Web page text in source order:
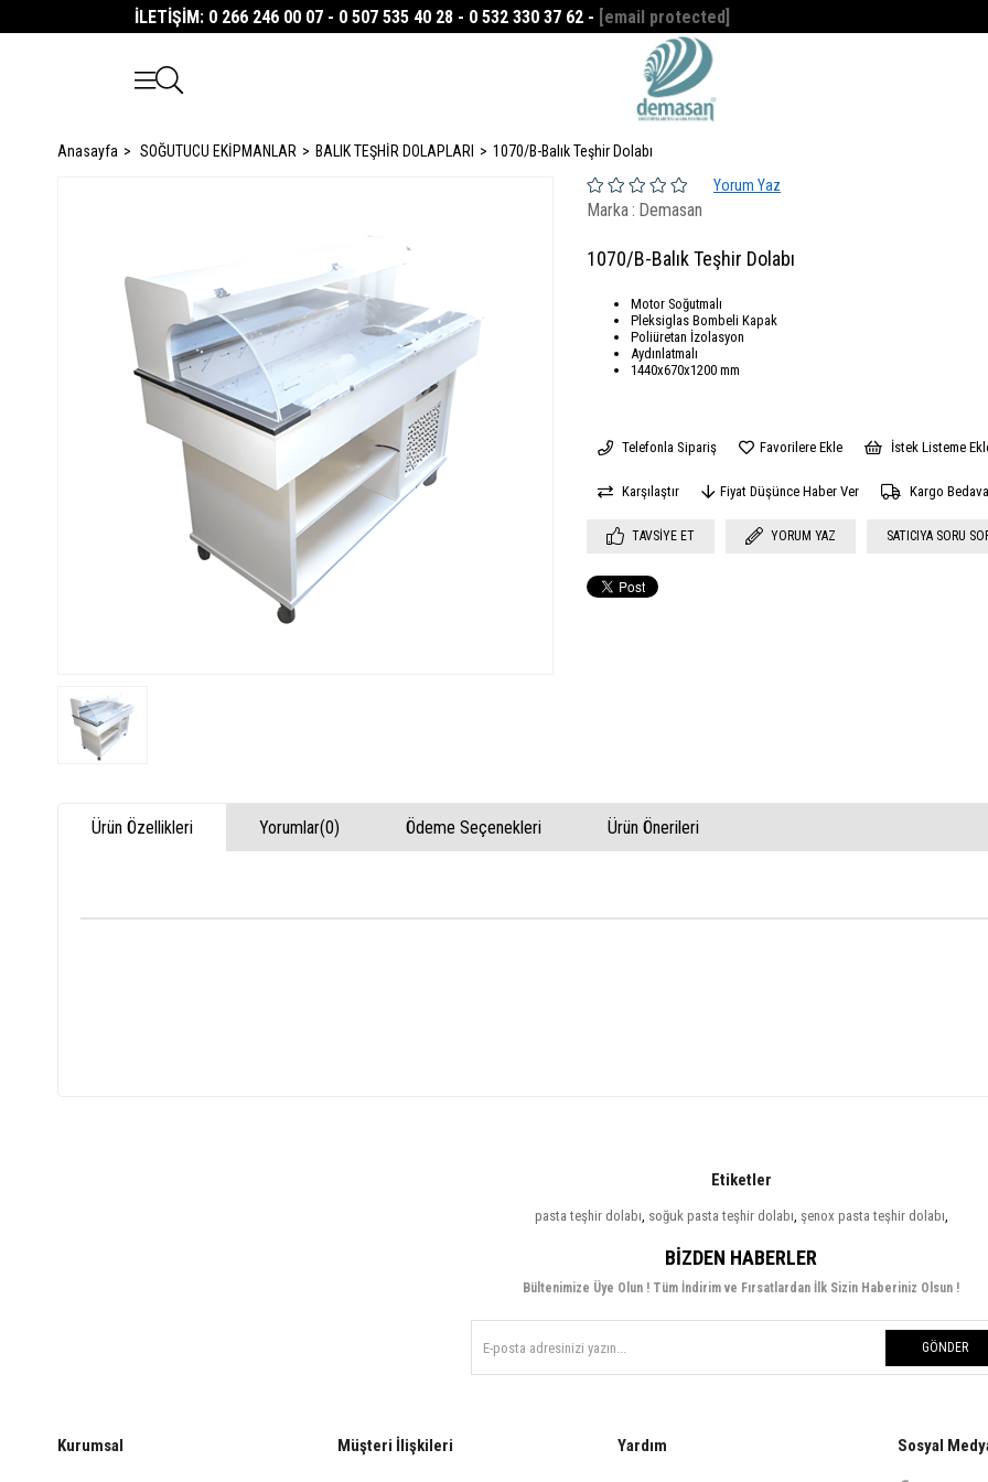
İLETİŞİM: 0 266 246 00 07 - 0 507 535 40 28 - 0 532 330 37 62 - [email protected]
Anasayfa SOĞUTUCU EKİPMANLAR BALIK TEŞHİR DOLAPLARI
1070/B-Balık Teşhir Dolabı
Yorum Yaz
Marka: Demasan
1070/B-Balık Teşhir Dolabı
Motor Soğutmalı
Pleksiglas Bombeli Kapak
Poliüretan İzolasyon
Aydınlatmalı
1440x670x1200 mm
Telefonla Sipariş Favorilere Ekle İstek Listeme
Karşılaştır Fiyat Düşünce Haber Ver Kargo Bedava
TAVSIYE ET YORUM YAZ SATICIYA SORU
Ürün Özellikleri Yorumlar(0) Ödeme Seçenekleri Ürün Önerileri
Etiketler
pasta teşhir dolabı, soğuk pasta teşhir dolabı, şenox pasta teşhir dolabı,
BIZDEN HABERLER
Bültenimize Üye Olun ! Tüm İndirim ve Fırsatlardan İlk Sizin Haberiniz Olsun !
GÖNDER
Kurumsal Müşteri İlişkileri Yardım Sosyal